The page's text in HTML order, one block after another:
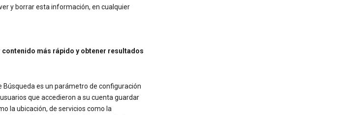
y borrar esta información, en cualquier
contenido más rápido y obtener resultados
Búsqueda es un parámetro de configuración
que accedieron a su cuenta guardar
la ubicación, de servicios como la